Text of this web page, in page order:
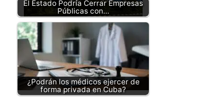
El Estado Podría Cerrar Empresas
Públicas con…
¿Podrán los médicos ejercer de
forma privada en Cuba?